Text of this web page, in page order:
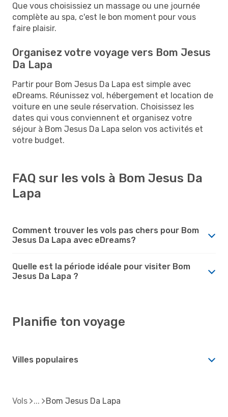
Que vous choisissiez un massage ou une journée
complète au spa, c'est le bon moment pour vous
faire plaisir.
Organisez votre voyage vers Bom Jesus
Da Lapa
Partir pour Bom Jesus Da Lapa est simple avec
eDreams. Réunissez vol, hébergement et location de
voiture en une seule réservation. Choisissez les
dates qui vous conviennent et organisez votre
séjour à Bom Jesus Da Lapa selon vos activités et
votre budget.
FAQ sur les vols à Bom Jesus Da
Lapa
Comment trouver les vols pas chers pour Bom
Jesus Da Lapa avec eDreams?
Quelle est la période idéale pour visiter Bom
Jesus Da Lapa ?
Planifie ton voyage
Villes populaires
Vols Bom Jesus Da Lapa